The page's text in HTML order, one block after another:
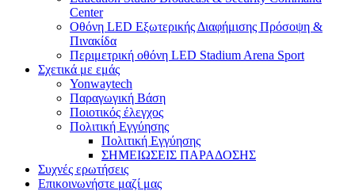
Center
Οθόνη LED Εξωτερικής Διαφήμισης Πρόσοψη &
Πινακίδα
Περιμετρική οθόνη LED Stadium Arena Sport
Σχετικά με εμάς
Yonwaytech
Παραγωγική Βάση
Ποιοτικός έλεγχος
Πολιτική Εγγύησης
Πολιτική Εγγύησης
ΣΗΜΕΙΩΣΕΙΣ ΠΑΡΑΔΟΣΗΣ
Συχνές ερωτήσεις
Επικοινωνήστε μαζί μας